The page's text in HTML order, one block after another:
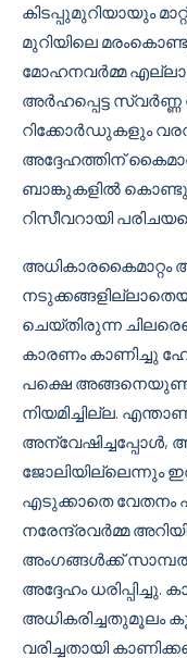
കിടപ്പുമുറിയായും
മുറിയിലെ
മോഹനവർമ്മ എല്ലാ
അർഹപ്പെട്ട
റിക്കോർഡുകളും
അദ്ദേഹത്തിന്
ബാങ്കുകളിൽ
റിസീവറായി
അധികാരകൈമാറ്റം
ചെയ്തിരുന്ന
കാരണം കാണിച്ചു
പക്ഷെ
നിയമിച്ചില്ല.
അന്വേഷിച്ചപ്പോൾ,
ജോലിയില്ലെന്നും
എടുക്കാതെ വേതനം
നരേന്ദ്രവർമ്മ
അംഗങ്ങൾക്ക്
അദ്ദേഹം
അധികരിച്ചതുമൂലം
വരിച്ചതായി